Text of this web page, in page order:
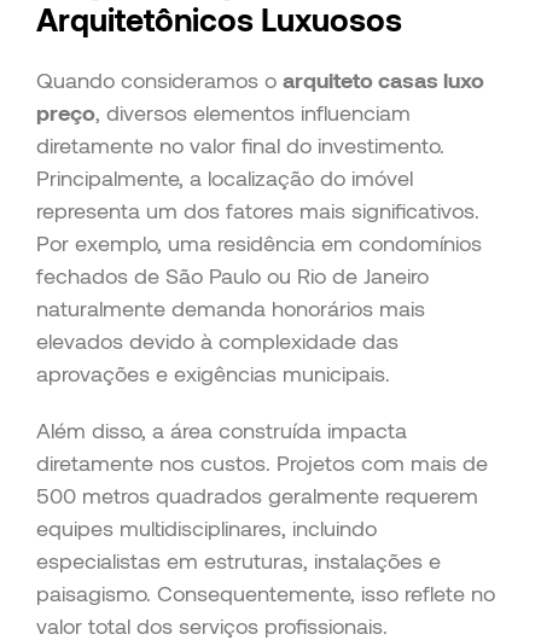
Arquitetônicos Luxuosos
Quando consideramos o arquiteto casas luxo
preço, diversos elementos influenciam
diretamente no valor final do investimento.
Principalmente, a localização do imóvel
representa um dos fatores mais significativos.
Por exemplo, uma residência em condomínios
fechados de São Paulo ou Rio de Janeiro
naturalmente demanda honorários mais
elevados devido à complexidade das
aprovações e exigências municipais.
Além disso, a área construída impacta
diretamente nos custos. Projetos com mais de
500 metros quadrados geralmente requerem
equipes multidisciplinares, incluindo
especialistas em estruturas, instalações e
paisagismo. Consequentemente, isso reflete no
valor total dos serviços profissionais.